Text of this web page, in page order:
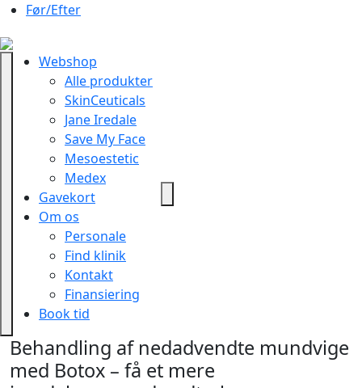
Før/Efter
Webshop
Alle produkter
SkinCeuticals
Jane Iredale
Save My Face
Mesoestetic
Medex
Gavekort
Om os
Personale
Find klinik
Kontakt
Finansiering
Book tid
Behandling af nedadvendte mundvige
med Botox – få et mere